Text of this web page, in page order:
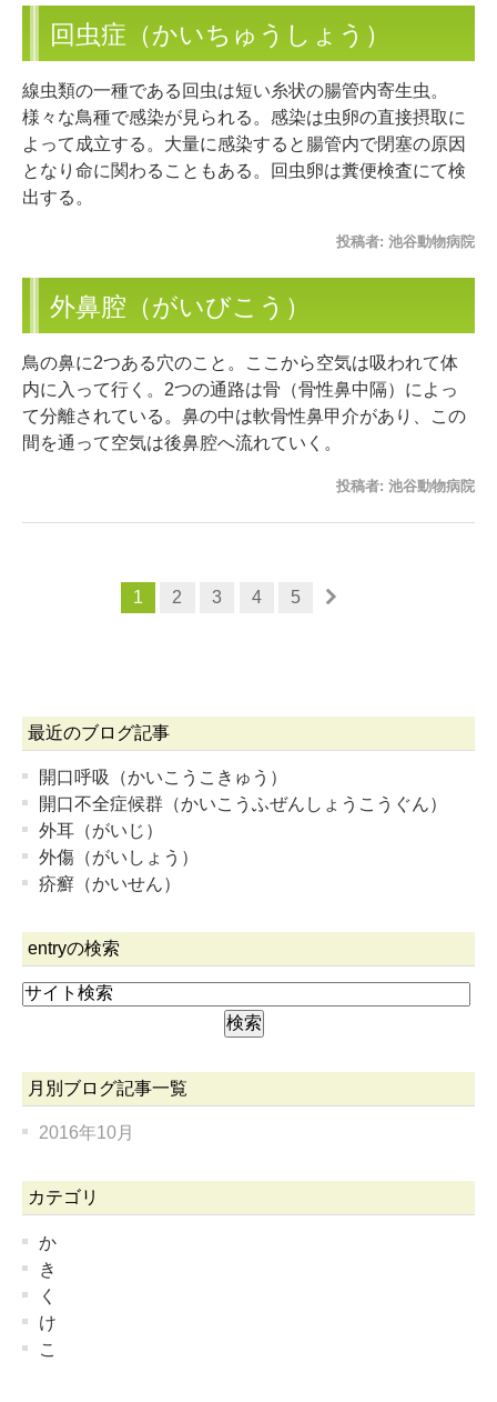
回虫症（かいちゅうしょう）
線虫類の一種である回虫は短い糸状の腸管内寄生虫。
様々な鳥種で感染が見られる。感染は虫卵の直接摂取に
よって成立する。大量に感染すると腸管内で閉塞の原因
となり命に関わることもある。回虫卵は糞便検査にて検
出する。
投稿者: 池谷動物病院
外鼻腔（がいびこう）
鳥の鼻に2つある穴のこと。ここから空気は吸われて体
内に入って行く。2つの通路は骨（骨性鼻中隔）によっ
て分離されている。鼻の中は軟骨性鼻甲介があり、この
間を通って空気は後鼻腔へ流れていく。
投稿者: 池谷動物病院
1 2 3 4 5
最近のブログ記事
開口呼吸（かいこうこきゅう）
開口不全症候群（かいこうふぜんしょうこうぐん）
外耳（がいじ）
外傷（がいしょう）
疥癬（かいせん）
entryの検索
月別ブログ記事一覧
2016年10月
カテゴリ
か
き
く
け
こ